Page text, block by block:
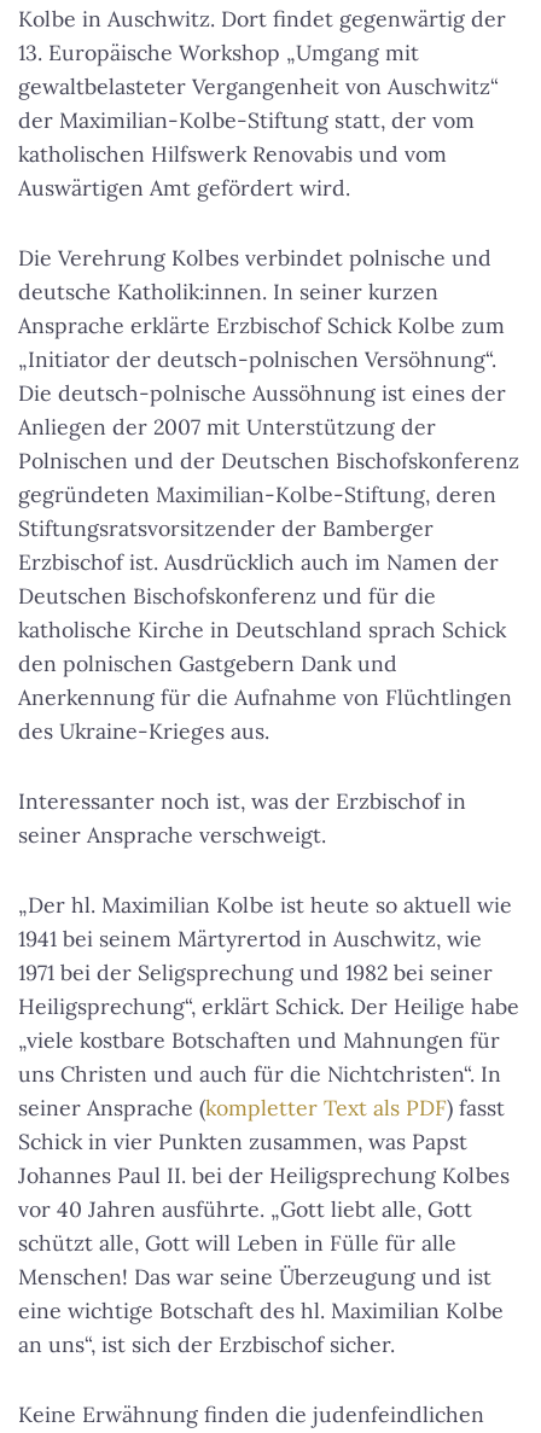
Kolbe in Auschwitz. Dort findet gegenwärtig der
13. Europäische Workshop „Umgang mit
gewaltbelasteter Vergangenheit von Auschwitz“
der Maximilian-Kolbe-Stiftung statt, der vom
katholischen Hilfswerk Renovabis und vom
Auswärtigen Amt gefördert wird.
Die Verehrung Kolbes verbindet polnische und
deutsche Katholik:innen. In seiner kurzen
Ansprache erklärte Erzbischof Schick Kolbe zum
„Initiator der deutsch-polnischen Versöhnung“.
Die deutsch-polnische Aussöhnung ist eines der
Anliegen der 2007 mit Unterstützung der
Polnischen und der Deutschen Bischofskonferenz
gegründeten Maximilian-Kolbe-Stiftung, deren
Stiftungsratsvorsitzender der Bamberger
Erzbischof ist. Ausdrücklich auch im Namen der
Deutschen Bischofskonferenz und für die
katholische Kirche in Deutschland sprach Schick
den polnischen Gastgebern Dank und
Anerkennung für die Aufnahme von Flüchtlingen
des Ukraine-Krieges aus.
Interessanter noch ist, was der Erzbischof in
seiner Ansprache verschweigt.
„Der hl. Maximilian Kolbe ist heute so aktuell wie
1941 bei seinem Märtyrertod in Auschwitz, wie
1971 bei der Seligsprechung und 1982 bei seiner
Heiligsprechung“, erklärt Schick. Der Heilige habe
„viele kostbare Botschaften und Mahnungen für
uns Christen und auch für die Nichtchristen“. In
seiner Ansprache (kompletter Text als PDF) fasst
Schick in vier Punkten zusammen, was Papst
Johannes Paul II. bei der Heiligsprechung Kolbes
vor 40 Jahren ausführte. „Gott liebt alle, Gott
schützt alle, Gott will Leben in Fülle für alle
Menschen! Das war seine Überzeugung und ist
eine wichtige Botschaft des hl. Maximilian Kolbe
an uns“, ist sich der Erzbischof sicher.
Keine Erwähnung finden die judenfeindlichen